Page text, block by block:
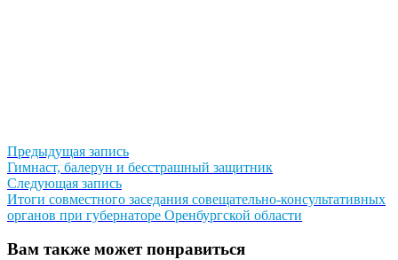
Навигация
по
записям
Предыдущая записьПредыдущая
запись:
Гимнаст, балерун и бесстрашный защитник
Следующая записьСледующая
запись:
Итоги совместного заседания совещательно-консультативных
органов при губернаторе Оренбургской области
Вам также может понравиться